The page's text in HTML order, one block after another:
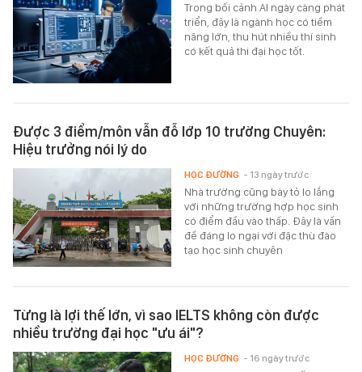
Trong bối cảnh AI ngày càng phát
triển, đây là ngành học có tiềm
năng lớn, thu hút nhiều thí sinh
có kết quả thi đại học tốt.
Được 3 điểm/môn vẫn đỗ lớp 10 trường Chuyên:
Hiệu trưởng nói lý do
Nhà trường cũng bày tỏ lo lắng
với những trường hợp học sinh
có điểm đầu vào thấp. Đây là vấn
đề đáng lo ngại với đặc thù đào
tạo học sinh chuyên
HỌC ĐƯỜNG - 13 ngày trước
Từng là lợi thế lớn, vì sao IELTS không còn được
nhiều trường đại học "ưu ái"?
HỌC ĐƯỜNG - 16 ngày trước